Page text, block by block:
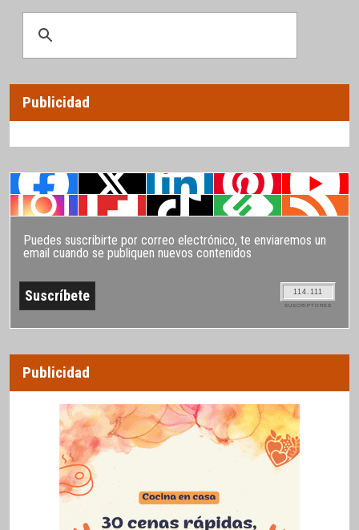
Publicidad
Puedes suscribirte por correo electrónico, te enviaremos un
email cuando se publiquen nuevos contenidos
114.111
SUSCRIPTORES
Publicidad